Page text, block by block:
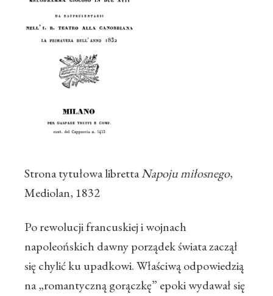
Strona tytułowa librettaNapoju miłosnego,
Mediolan, 1832
Po rewolucji francuskiej i wojnach
napoleońskich dawny porządek świata zaczął
się chylić ku upadkowi. Właściwą odpowiedzią
na „romantyczną gorączkę” epoki wydawał się